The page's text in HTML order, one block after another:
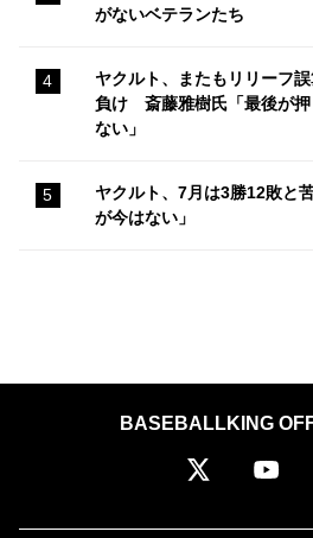
がないベテランたち
ヤクルト、またもリリーフ
負け 斎藤雅樹氏「最後が押
ない」
ヤクルト、7月は3勝12敗と
が今はない」
BASEBALLKING